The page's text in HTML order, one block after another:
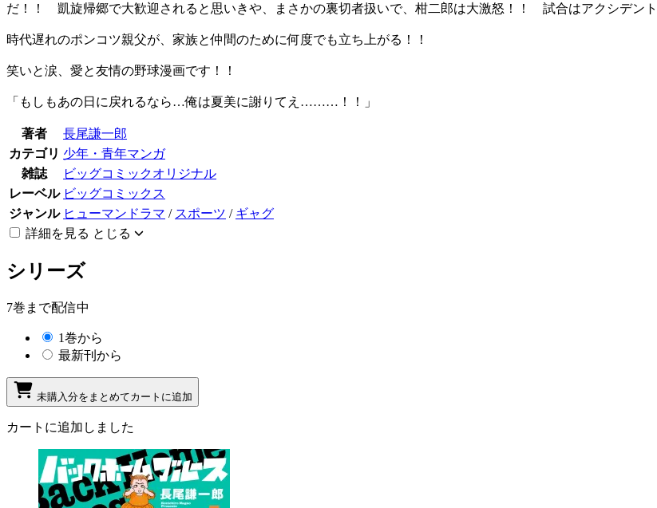
だ！！ 凱旋帰郷で大歓迎されると思いきや、まさかの裏切者扱いで、柑二郎は大激怒！！ 試合はアクシデン
時代遅れのポンコツ親父が、家族と仲間のために何度でも立ち上がる！！
笑いと涙、愛と友情の野球漫画です！！
「もしもあの日に戻れるなら…俺は夏美に謝りてえ………！！」
著者
長尾謙一郎
カテゴリ 少年・青年マンガ
雑誌
ビッグコミックオリジナル
レーベル ビッグコミックス
ジャンル ヒューマンドラマ / スポーツ / ギャグ
詳細を見る とじる
シリーズ
7巻まで配信中
1巻から
最新刊から
未購入分をまとめてカートに追加
カートに追加しました